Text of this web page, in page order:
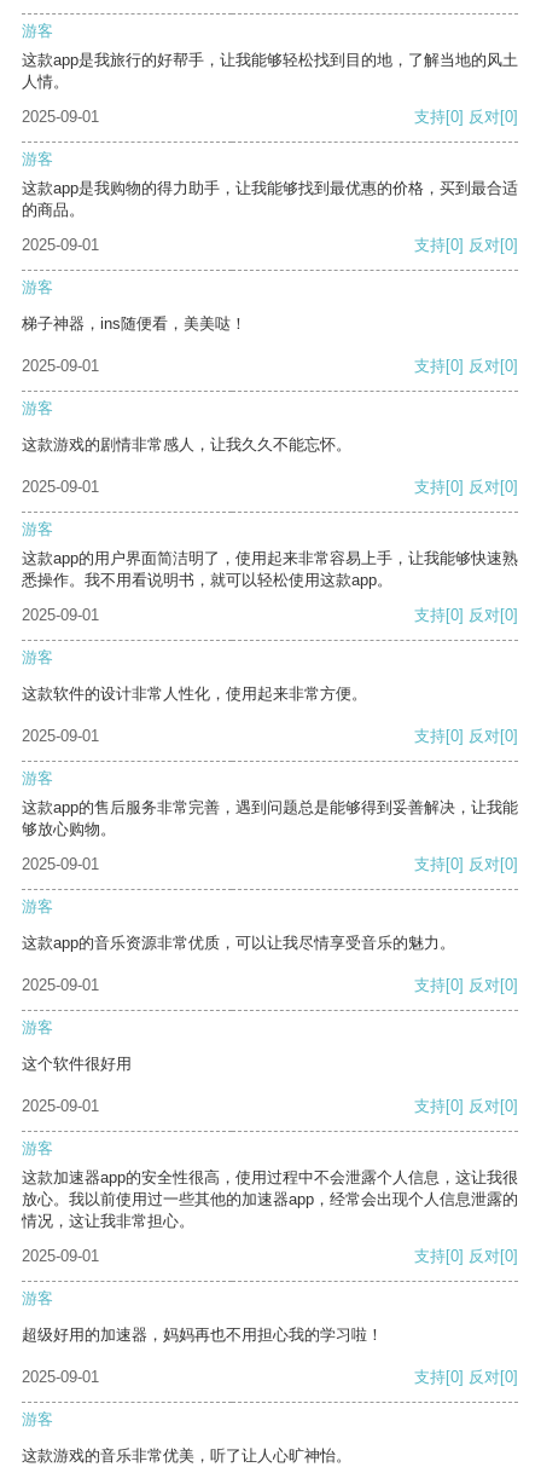
游客
这款app是我旅行的好帮手，让我能够轻松找到目的地，了解当地的风土
人情。
2025-09-01
支持[0] 反对[0]
游客
这款app是我购物的得力助手，让我能够找到最优惠的价格，买到最合适
的商品。
2025-09-01
支持[0] 反对[0]
游客
梯子神器，ins随便看，美美哒！
2025-09-01 支持[0] 反对[0]
游客
这款游戏的剧情非常感人，让我久久不能忘怀。
2025-09-01 支持[0] 反对[0]
游客
这款app的用户界面简洁明了，使用起来非常容易上手，让我能够快速熟
悉操作。我不用看说明书，就可以轻松使用这款app。
2025-09-01
支持[0] 反对[0]
游客
这款软件的设计非常人性化，使用起来非常方便。
2025-09-01 支持[0] 反对[0]
游客
这款app的售后服务非常完善，遇到问题总是能够得到妥善解决，让我能
够放心购物。
2025-09-01
支持[0] 反对[0]
游客
这款app的音乐资源非常优质，可以让我尽情享受音乐的魅力。
2025-09-01 支持[0] 反对[0]
游客
这个软件很好用
2025-09-01 支持[0] 反对[0]
游客
这款加速器app的安全性很高，使用过程中不会泄露个人信息，这让我很
放心。我以前使用过一些其他的加速器app，经常会出现个人信息泄露的
情况，这让我非常担心。
2025-09-01
支持[0] 反对[0]
游客
超级好用的加速器，妈妈再也不用担心我的学习啦！
2025-09-01 支持[0] 反对[0]
游客
这款游戏的音乐非常优美，听了让人心旷神怡。